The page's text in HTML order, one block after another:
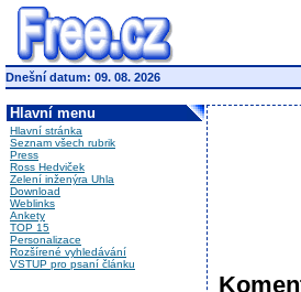
Dnešní datum: 09. 08. 2026
Hlavní menu
Hlavní stránka
Seznam všech rubrik
Press
Ross Hedviček
Zelení inženýra Uhla
Download
Weblinks
Ankety
TOP 15
Personalizace
Rozšírené vyhledávání
VSTUP pro psaní článku